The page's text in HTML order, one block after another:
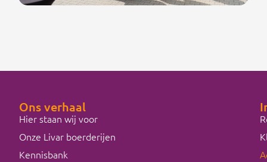
Ons verhaal
Hier staan wij voor
Onze Livar boerderijen
Kennisbank